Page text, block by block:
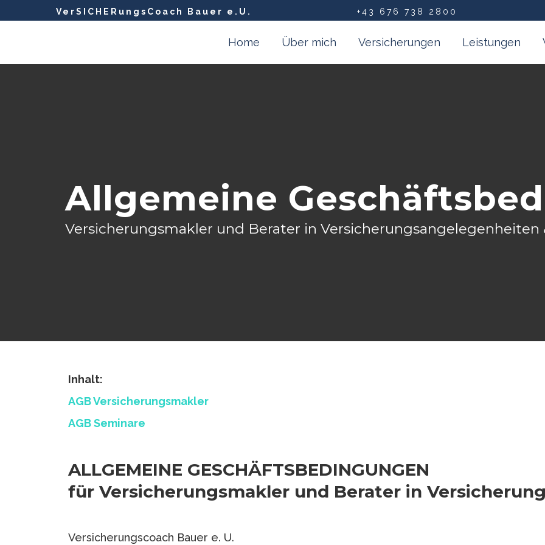
VerSICHERungsCoach Bauer e.U. +43 676 738 2800
Home Über mich Versicherungen Leistungen
Allgemeine
Versicherungsmakler und Berater in Versicherungsangelegenheiten
Inhalt:
AGB Versicherungsmakler
AGB Seminare
ALLGEMEINE GESCHÄFTSBEDINGUNGEN
für Versicherungsmakler und Berater in
Versicherungscoach Bauer e. U.